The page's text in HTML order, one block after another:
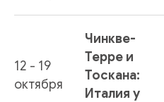
12 - 19
октября
Чинкве-
Терре и
Тоскана:
Италия у